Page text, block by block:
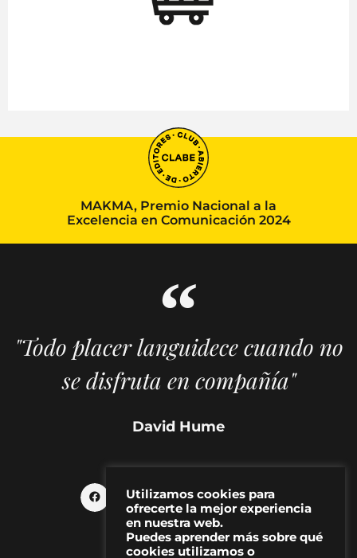
MAKMA, Premio Nacional a la
Excelencia en Comunicación 2024
"Todo placer languidece cuando no
se disfruta en compañía"
David Hume
Utilizamos cookies para
ofrecerte la mejor experiencia
en nuestra web.
Puedes aprender más sobre qué
cookies utilizamos o